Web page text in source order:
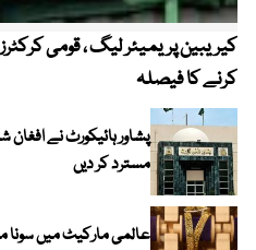
کرنے کا فیصلہ
پشاور ہائیکورٹ نے
مسترد کر دیں